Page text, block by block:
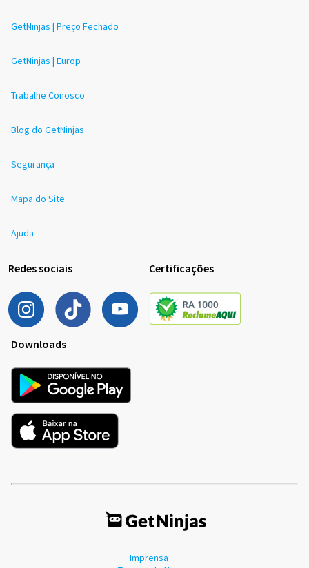
GetNinjas | Preço Fechado
GetNinjas | Europ
Trabalhe Conosco
Blog do GetNinjas
Segurança
Mapa do Site
Ajuda
Redes sociais Certificações
Downloads
Imprensa